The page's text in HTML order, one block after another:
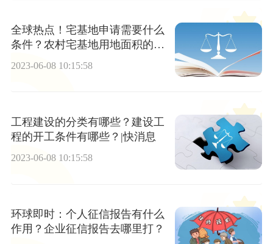
全球热点！宅基地申请需要什么
条件？农村宅基地用地面积的规
2023-06-08 10:15:58
工程建设的分类有哪些？建设工
程的开工条件有哪些？|快消息
2023-06-08 10:15:58
环球即时：个人征信报告有什么
作用？企业征信报告去哪里打？